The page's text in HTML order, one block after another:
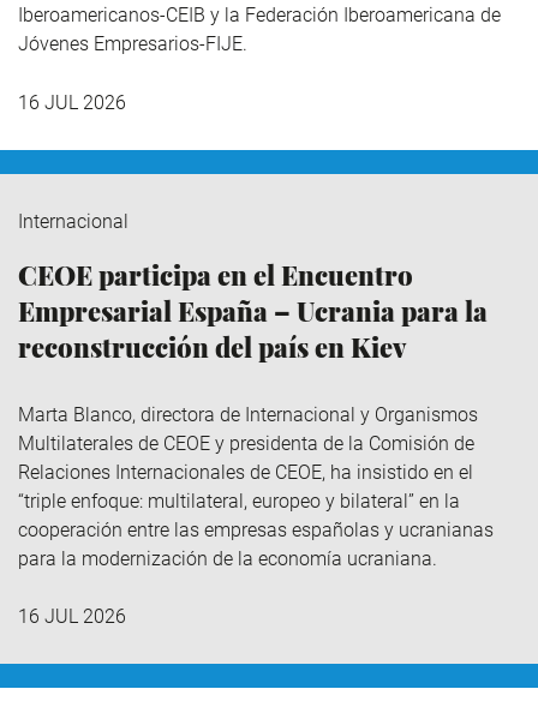
Iberoamericanos-CEIB y la Federación Iberoamericana de
Jóvenes Empresarios-FIJE.
16 JUL 2026
Internacional
CEOE participa en el Encuentro
Empresarial España – Ucrania para la
reconstrucción del país en Kiev
Marta Blanco, directora de Internacional y Organismos
Multilaterales de CEOE y presidenta de la Comisión de
Relaciones Internacionales de CEOE, ha insistido en el
“triple enfoque: multilateral, europeo y bilateral” en la
cooperación entre las empresas españolas y ucranianas
para la modernización de la economía ucraniana.
16 JUL 2026